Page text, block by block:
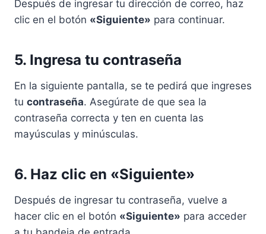
Después de ingresar tu dirección de correo, haz
clic en el botón «Siguiente» para continuar.
5. Ingresa tu contraseña
En la siguiente pantalla, se te pedirá que ingreses
tu contraseña. Asegúrate de que sea la
contraseña correcta y ten en cuenta las
mayúsculas y minúsculas.
6. Haz clic en «Siguiente»
Después de ingresar tu contraseña, vuelve a
hacer clic en el botón «Siguiente» para acceder